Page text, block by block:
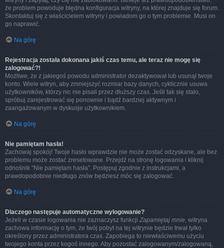
że problem powoduje błędna konfiguracja witryny, na której znajduje się forum.
Skontaktuj się z właścicielem witryny i powiadom go o tym problemie. Musi on
go naprawić.
Na górę
Rejestracja została dokonana jakiś czas temu, ale teraz nie mogę się
zalogować?!
Możliwe, że z jakiegoś powodu administrator dezaktywował lub usunął twoje
konto. Wiele witryn, aby zmniejszyć rozmiar bazy danych, cyklicznie usuwa
użytkowników, którzy nic nie pisali przez dłuższy czas. Jeśli tak się stało,
spróbuj zarejestrować się ponownie i bądź bardziej aktywnym i
zaangażowanym w dyskusje użytkownikiem.
Na górę
Nie pamiętam hasła!
Zachowaj spokój! Twoje hasło wprawdzie nie może zostać odzyskane, ale bez
problemu może zostać zresetowane. Przejdź na stronę logowania i kliknij
odnośnik “Nie pamiętam hasła”. Postępuj zgodnie z instrukcjami, a
prawdopodobnie niedługo znów będziesz móc się zalogować.
Na górę
Dlaczego następuje automatyczne wylogowanie?
Jeżeli w czasie logowania nie zaznaczysz funkcji Zapamiętaj mnie, witryna
zachowa informację o tym, że twój pobyt na tej witrynie będzie trwał tylko
określony przez administratora czas. Zapobiega to niewłaściwemu użyciu
twojego konta przez kogoś innego. Aby pozostać zalogowanym/zalogowaną,